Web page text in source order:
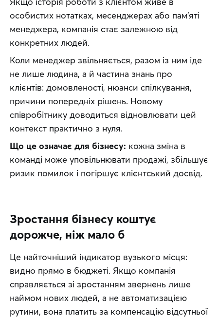
особистих нотатках, месенджерах або пам'яті
менеджера, компанія стає залежною від
конкретних людей.
Коли менеджер звільняється, разом із ним іде
не лише людина, а й частина знань про
клієнтів: домовленості, нюанси спілкування,
причини попередніх рішень. Новому
співробітнику доводиться відновлювати цей
контекст практично з нуля.
Що це означає для бізнесу: кожна зміна в
команді може уповільнювати продажі, збільшує
ризик помилок і погіршує клієнтський досвід.
Зростання бізнесу коштує
дорожче, ніж мало б
Це найточніший індикатор вузького місця:
видно прямо в бюджеті. Якщо компанія
справляється зі зростанням звернень лише
наймом нових людей, а не автоматизацією
рутини, вона платить за компенсацію відсутньої